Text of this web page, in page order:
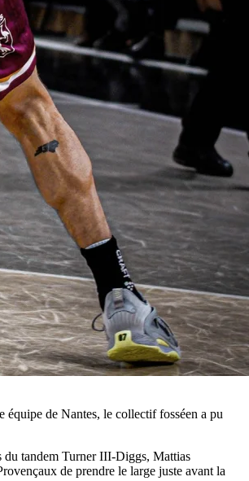
de Nantes, le collectif fosséen a pu
du tandem Turner III-Diggs, Mattias
de prendre le large juste avant la